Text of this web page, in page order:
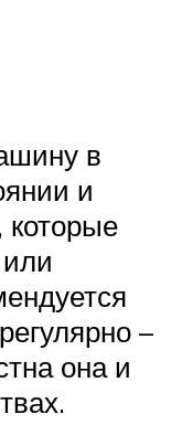
в
и
которые
–
она и